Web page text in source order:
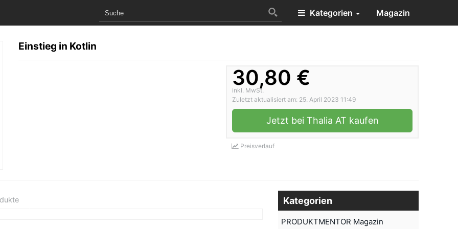
Kategorien Magazin
Einstieg in Kotlin
30,80 €
inkl. MwSt.
Zuletzt aktualisiert am: 25. April 2023 11:49
Jetzt bei Thalia AT kaufen
Preisverlauf
Kategorien
PRODUKTMENTOR Magazin